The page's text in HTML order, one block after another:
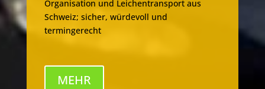
Organisation und Leichentransport aus
Schweiz; sicher, würdevoll und
termingerecht
MEHR